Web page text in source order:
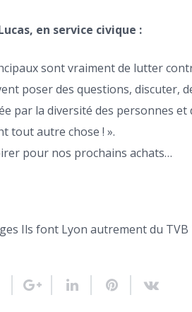
en service civique :
sont vraiment de lutter
poser des questions, discuter,
par la diversité des personnes
tout autre chose ! ».
pour nos prochains achats…
Ils font Lyon autrement du TVB